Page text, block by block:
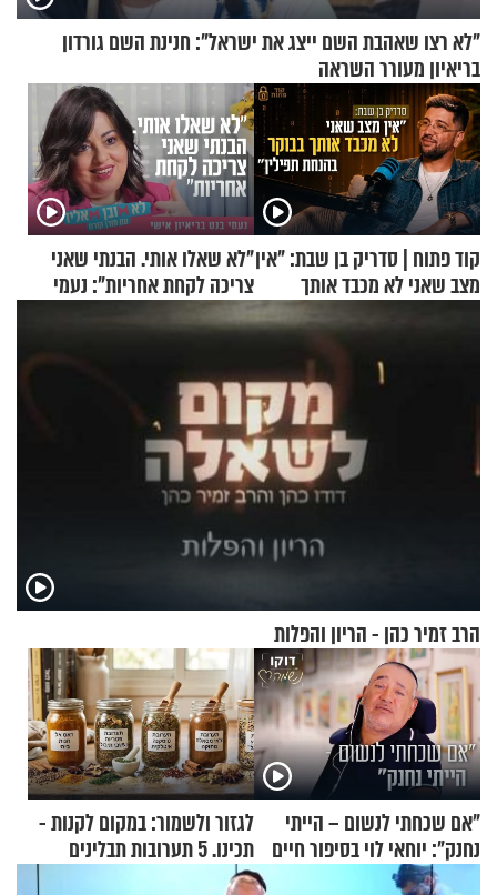
"לא רצו שאהבת השם ייצג את ישראל": חנינת השם גורדון
בריאיון מעורר השראה
קוד פתוח | סדריק בן שבת: "אין
מצב שאני לא מכבד אותך
"לא שאלו אותי. הבנתי שאני
צריכה לקחת אחריות": נעמי
בנט בריאיון אישי
הרב זמיר כהן - הריון והפלות
"אם שכחתי לנשום – הייתי
נחנק": יוחאי לוי בסיפור חיים
מעורר השראה
לגזור ולשמור: במקום לקנות -
תכינו. 5 תערובות תבלינים
שמתאימות להכל